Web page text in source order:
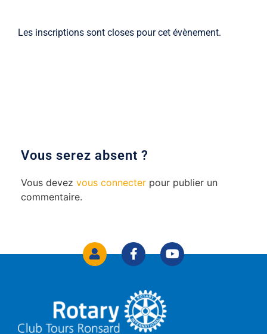
Les inscriptions sont closes pour cet évènement.
Vous devez vous connecter pour publier un
commentaire.